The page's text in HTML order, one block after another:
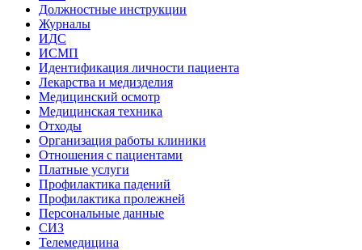
Должностные инструкции
Журналы
ИДС
ИСМП
Идентификация личности пациента
Лекарства и медизделия
Медицинский осмотр
Медицинская техника
Отходы
Организация работы клиники
Отношения с пациентами
Платные услуги
Профилактика падений
Профилактика пролежней
Персональные данные
СИЗ
Телемедицина